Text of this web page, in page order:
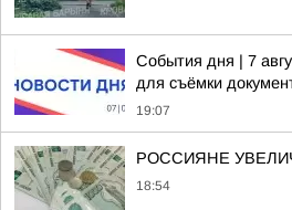
События дня | 7
для съёмки
19:07
РОССИЯНЕ
18:54